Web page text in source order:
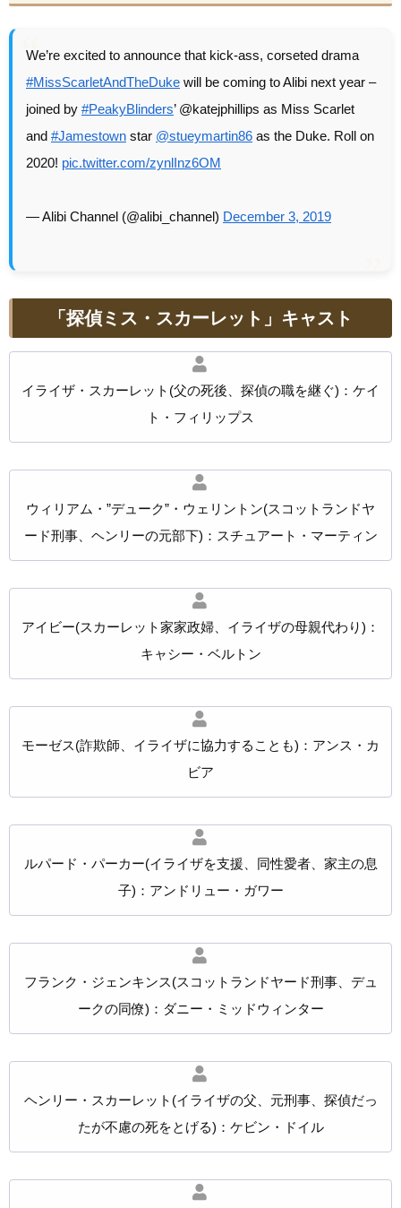
We’re excited to announce that kick-ass, corseted drama
#MissScarletAndTheDuke will be coming to Alibi next year –
joined by #PeakyBlinders’ @katejphillips as Miss Scarlet
and #Jamestown star @stueymartin86 as the Duke. Roll on
2020! pic.twitter.com/zynlInz6OM
— Alibi Channel (@alibi_channel) December 3, 2019
「探偵ミス・スカーレット」キャスト
イライザ・スカーレット(父の死後、探偵の職を継ぐ)：ケイ
ト・フィリップス
ウィリアム・”デューク”・ウェリントン(スコットランドヤ
ード刑事、ヘンリーの元部下)：スチュアート・マーティン
アイビー(スカーレット家家政婦、イライザの母親代わり)：
キャシー・ベルトン
モーゼス(詐欺師、イライザに協力することも)：アンス・カ
ビア
ルパード・パーカー(イライザを支援、同性愛者、家主の息
子)：アンドリュー・ガワー
フランク・ジェンキンス(スコットランドヤード刑事、デュ
ークの同僚)：ダニー・ミッドウィンター
ヘンリー・スカーレット(イライザの父、元刑事、探偵だっ
たが不慮の死をとげる)：ケビン・ドイル